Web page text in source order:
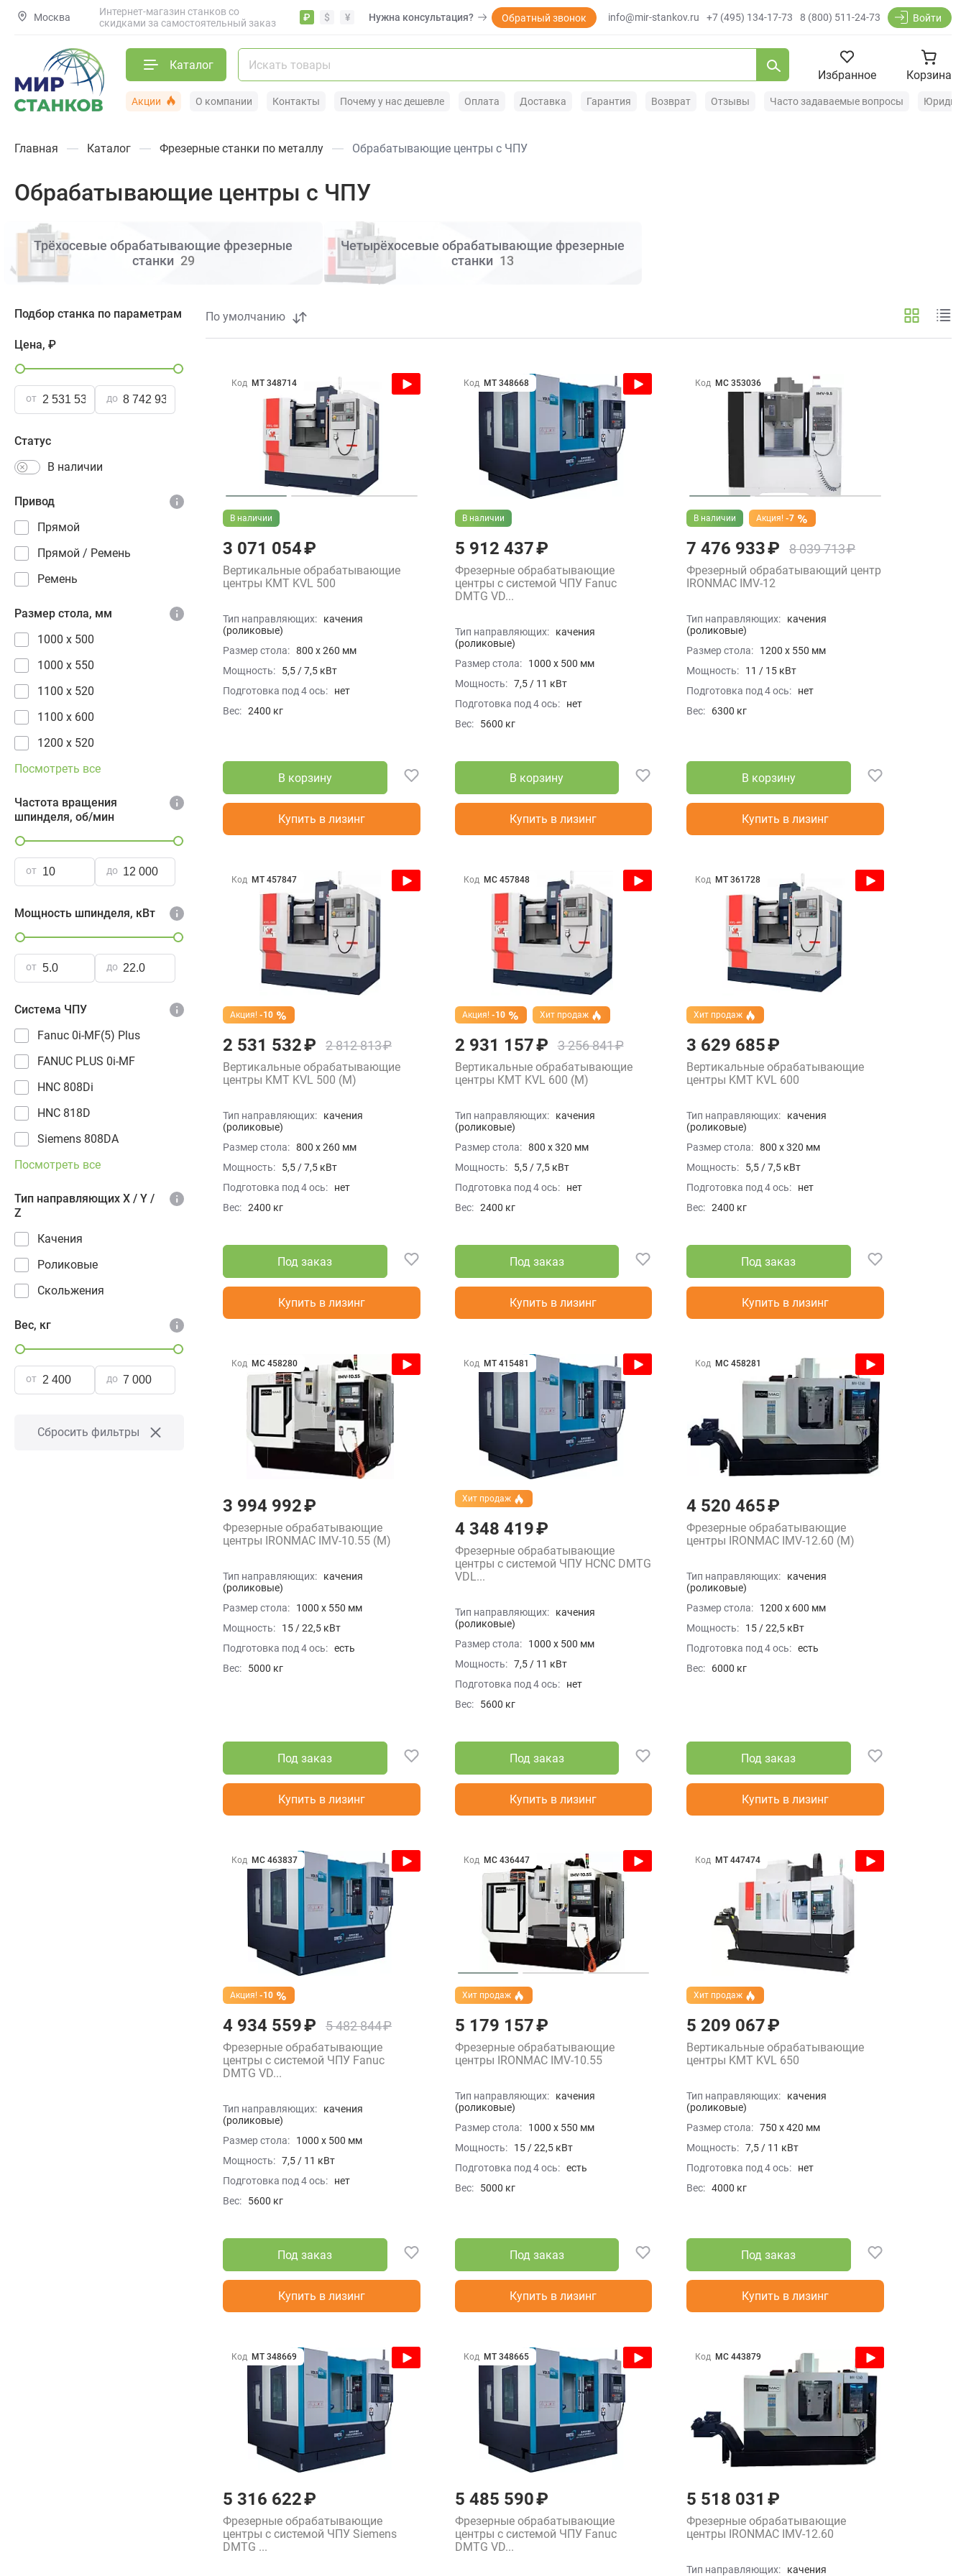
Москва
Интернет-магазин станков со
скидками за самостоятельный заказ
₽ $ ¥ Нужна консультация? Обратный звонок info@mir-stankov.ru +7 (495) 134-17-73 8 (800) 511-24-73 Войти
Каталог
Избранное Корзина
Акции О компании Контакты Почему у нас дешевле Оплата Доставка Гарантия Возврат Отзывы Часто задаваемые вопросы
Главная Каталог Фрезерные станки по металлу Обрабатывающие центры с ЧПУ
Обрабатывающие центры с ЧПУ
Трёхосевые обрабатывающие фрезерные
станки 29
Четырёхосевые обрабатывающие фрезерные
станки 13
Подбор станка по параметрам
Цена, ₽
от до
Статус
В наличии
Привод
Прямой
Прямой / Ремень
Ремень
Размер стола, мм
1000 x 500
1000 x 550
1100 x 520
1100 x 600
1200 x 520
Посмотреть все
Частота вращения
шпинделя, об/мин
от до
Мощность шпинделя, кВт
от до
Система ЧПУ
Fanuc 0i-MF(5) Plus
FANUC PLUS 0i-MF
HNC 808Di
HNC 818D
Siemens 808DA
Посмотреть все
Тип направляющих X / Y /
Z
Качения
Роликовые
Скольжения
Вес, кг
от до
Сбросить фильтры
По умолчанию
В наличии
3 071 054 ₽
Вертикальные обрабатывающие
центры KMT KVL 500
Тип направляющих:
качения
(роликовые)
Размер стола: 800 x 260 мм
Мощность:
5,5 / 7,5 кВт
Подготовка под 4 ось:
нет
Вес: 2400 кг
В корзину
Купить в лизинг
Код МТ 348714
В наличии
5 912 437 ₽
Фрезерные обрабатывающие
центры с системой ЧПУ Fanuc
DMTG VD...
Тип направляющих:
качения
(роликовые)
Размер стола:
1000 x 500 мм
Мощность: 7,5 / 11 кВт
Подготовка под 4 ось:
нет
Вес:
5600 кг
В корзину
Купить в лизинг
Код МТ 348668
В наличии Акция!-7
7 476 933 ₽ 8 039 713 ₽
Фрезерный обрабатывающий центр
IRONMAC IMV-12
Тип направляющих:
качения
(роликовые)
Размер стола:
1200 x 550 мм
Мощность:
11 / 15 кВт
Подготовка под 4 ось:
нет
Вес:
6300 кг
В корзину
Купить в лизинг
Код МС 353036
Акция! -10
2 531 532 ₽ 2 812 813 ₽
Вертикальные обрабатывающие
центры KMT KVL 500 (M)
Тип направляющих:
качения
(роликовые)
Размер стола: 800 x 260 мм
Мощность:
5,5 / 7,5 кВт
Подготовка под 4 ось:
нет
Вес: 2400 кг
Под заказ
Купить в лизинг
Код МТ 457847
Акция! -10 Хит продаж
2 931 157 ₽ 3 256 841 ₽
Вертикальные обрабатывающие
центры KMT KVL 600 (M)
Тип направляющих:
качения
(роликовые)
Размер стола: 800 x 320 мм
Мощность:
5,5 / 7,5 кВт
Подготовка под 4 ось:
нет
Вес: 2400 кг
Под заказ
Купить в лизинг
Код МС 457848
Хит продаж
3 629 685 ₽
Вертикальные обрабатывающие
центры KMT KVL 600
Тип направляющих:
качения
(роликовые)
Размер стола: 800 x 320 мм
Мощность:
5,5 / 7,5 кВт
Подготовка под 4 ось:
нет
Вес: 2400 кг
Под заказ
Купить в лизинг
Код МТ 361728
3 994 992 ₽
Фрезерные обрабатывающие
центры IRONMAC IMV-10.55 (M)
Тип направляющих:
качения
(роликовые)
Размер стола:
1000 x 550 мм
Мощность:
15 / 22,5 кВт
Подготовка под 4 ось: есть
Вес:
5000 кг
Под заказ
Купить в лизинг
Код МС 458280
Хит продаж
4 348 419 ₽
Фрезерные обрабатывающие
центры с системой ЧПУ HCNC DMTG
VDL...
Тип направляющих:
качения
(роликовые)
Размер стола:
1000 x 500 мм
Мощность: 7,5 / 11 кВт
Подготовка под 4 ось:
нет
Вес:
5600 кг
Под заказ
Купить в лизинг
Код МТ 415481
4 520 465 ₽
Фрезерные обрабатывающие
центры IRONMAC IMV-12.60 (М)
Тип направляющих:
качения
(роликовые)
Размер стола:
1200 x 600 мм
Мощность:
15 / 22,5 кВт
Подготовка под 4 ось: есть
Вес:
6000 кг
Под заказ
Купить в лизинг
Код МС 458281
Акция! -10
4 934 559 ₽ 5 482 844 ₽
Фрезерные обрабатывающие
центры с системой ЧПУ Fanuc
DMTG VD...
Тип направляющих:
качения
(роликовые)
Размер стола:
1000 x 500 мм
Мощность: 7,5 / 11 кВт
Подготовка под 4 ось:
нет
Вес:
5600 кг
Под заказ
Купить в лизинг
Код МС 463837
Хит продаж
5 179 157 ₽
Фрезерные обрабатывающие
центры IRONMAC IMV-10.55
Тип направляющих:
качения
(роликовые)
Размер стола:
1000 x 550 мм
Мощность:
15 / 22,5 кВт
Подготовка под 4 ось: есть
Вес:
5000 кг
Под заказ
Купить в лизинг
Код МС 436447
Хит продаж
5 209 067 ₽
Вертикальные обрабатывающие
центры KMT KVL 650
Тип направляющих:
качения
(роликовые)
Размер стола: 750 x 420 мм
Мощность: 7,5 / 11 кВт
Подготовка под 4 ось:
нет
Вес: 4000 кг
Под заказ
Купить в лизинг
Код МТ 447474
5 316 622 ₽
Фрезерные обрабатывающие
центры с системой ЧПУ Siemens
DMTG ...
Код МТ 348669
5 485 590 ₽
Фрезерные обрабатывающие
центры с системой ЧПУ Fanuc
DMTG VD...
Код МТ 348665
5 518 031 ₽
Фрезерные обрабатывающие
центры IRONMAC IMV-12.60
Тип направляющих:
качения
Код МС 443879